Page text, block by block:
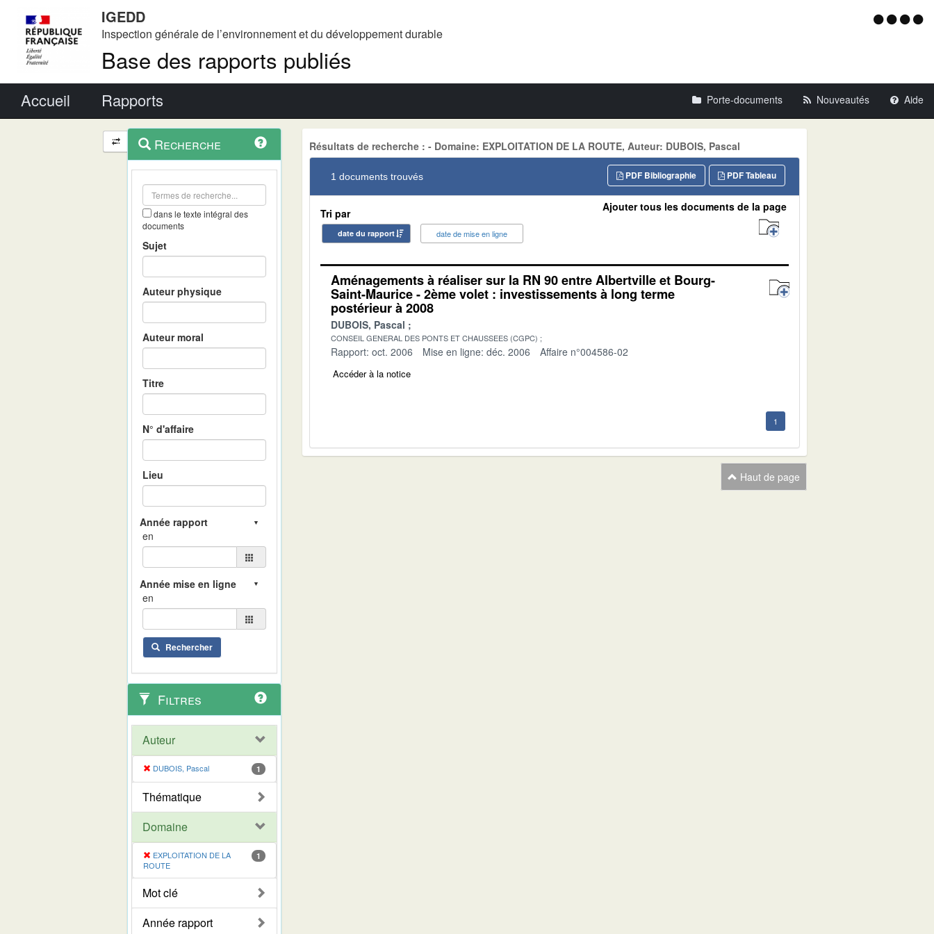
IGEDD
Inspection générale de l’environnement et du développement durable
Base des rapports publiés
Menu
Accueil Rapports Porte-documents Nouveautés Aide
Navigation
et
outils
contextuel
Recherche
dans le texte intégral des
documents
Sujet
Auteur physique
Auteur moral
Titre
N° d'affaire
Lieu
en
en
Rechercher
Filtres
Auteur
DUBOIS, Pascal 1
Thématique
Domaine
EXPLOITATION DE LA
ROUTE
1
Mot clé
Année rapport
Résultats de recherche : - Domaine: EXPLOITATION DE LA ROUTE, Auteur: DUBOIS, Pascal
1 documents trouvés PDF Tableau
PDF Bibliographie
Tri par
date du rapport date de mise en ligne
Ajouter tous les documents de la page
Aménagements à réaliser sur la RN 90 entre Albertville et Bourg-
Saint-Maurice - 2ème volet : investissements à long terme
postérieur à 2008
DUBOIS, Pascal
CONSEIL GENERAL DES PONTS ET CHAUSSEES (CGPC)
Rapport: oct. 2006 Mise en ligne: déc. 2006 Affaire n°004586-02
Accéder à la notice
1
Haut de page